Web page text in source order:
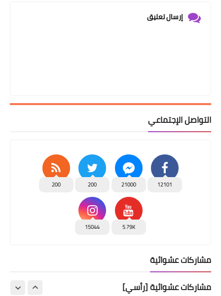
إرسال تعليق
التواصل الإجتماعي
12101
21000
200
200
5.79K
15044
مشاركات عشوائية
مشاركات عشوائية [رأسي]